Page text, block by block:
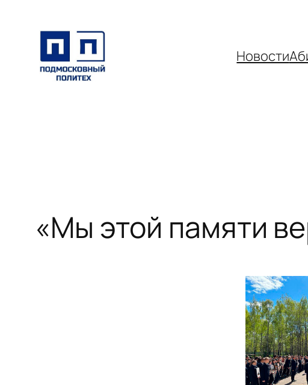
содержимому
Новости
«Мы этой памяти